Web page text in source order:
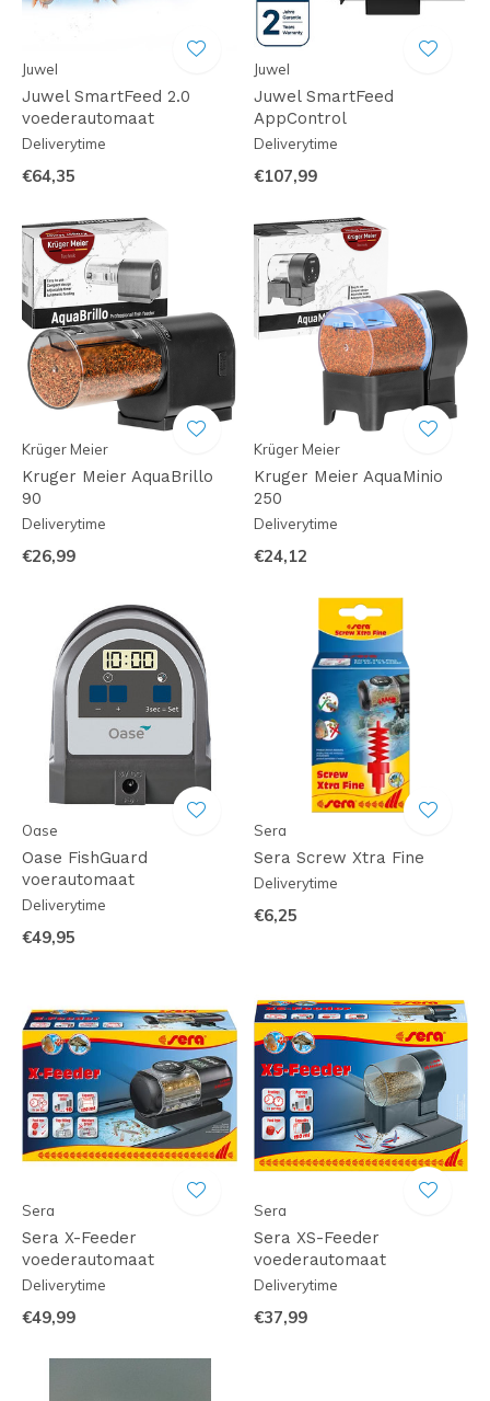
Juwel
Juwel SmartFeed 2.0
voederautomaat
Deliverytime
€64,35
Juwel
Juwel SmartFeed
AppControl
Deliverytime
€107,99
Krüger Meier
Kruger Meier AquaBrillo
90
Deliverytime
€26,99
Krüger Meier
Kruger Meier AquaMinio
250
Deliverytime
€24,12
Oase
Oase FishGuard
voerautomaat
Deliverytime
€49,95
Sera
Sera Screw Xtra Fine
Deliverytime
€6,25
Sera
Sera X-Feeder
voederautomaat
Deliverytime
€49,99
Sera
Sera XS-Feeder
voederautomaat
Deliverytime
€37,99